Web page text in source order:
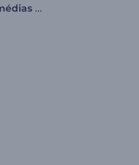
Boîte à outils pour les médias sociaux